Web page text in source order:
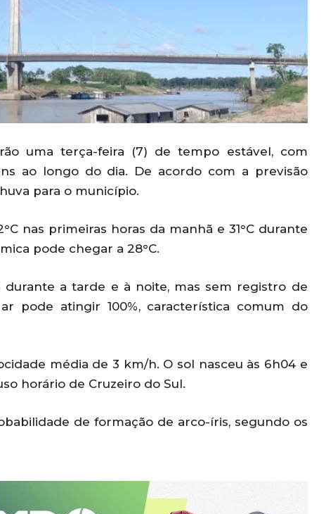
uma terça-feira (7) de tempo estável, com
ao longo do dia. De acordo com a previsão
para o município.
nas primeiras horas da manhã e 31°C durante
pode chegar a 28°C.
a tarde e à noite, mas sem registro de
pode atingir 100%, característica comum do
média de 3 km/h. O sol nasceu às 6h04 e
horário de Cruzeiro do Sul.
de formação de arco-íris, segundo os